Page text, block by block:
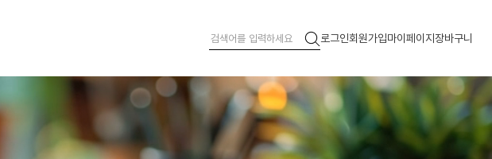
로그인회원가입마이페이지장바구니